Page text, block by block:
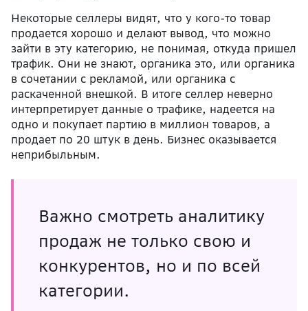
Некоторые селлеры видят, что у кого-то товар
продается хорошо и делают вывод, что можно
зайти в эту категорию, не понимая, откуда пришел
трафик. Они не знают, органика это, или органика
в сочетании с рекламой, или органика с
раскаченной внешкой. В итоге селлер неверно
интерпретирует данные о трафике, надеется на
одно и покупает партию в миллион товаров, а
продает по 20 штук в день. Бизнес оказывается
неприбыльным.
Важно смотреть аналитику
продаж не только свою и
конкурентов, но и по всей
категории.